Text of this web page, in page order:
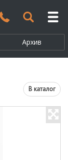
Архив
В каталог